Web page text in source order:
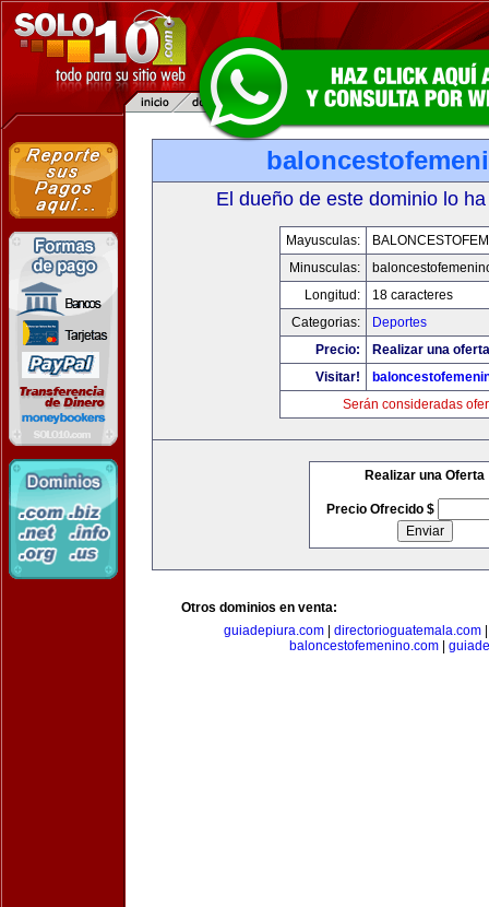
El dueño de este dominio lo
Mayusculas:
Minusculas:
Longitud:
18 caracteres
Categorias:
Deportes
Precio:
Realizar una
Visitar!
Serán consideradas
Realizar una Oferta
Precio Ofrecido $
Otros dominios en venta:
guiadepiura.com
directorioguatemala.com
baloncestofemenino.com